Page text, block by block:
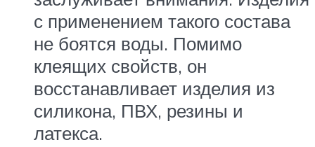
с применением такого состава
не боятся воды. Помимо
клеящих свойств, он
восстанавливает изделия из
силикона, ПВХ, резины и
латекса.